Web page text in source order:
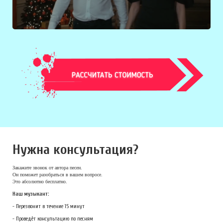
Нужна консультация?
Закажите звонок от автора песен.
Он поможет разобраться в вашем вопросе.
Это абсолютно бесплатно.
Наш музыкант:
- Перезвонит в течение 15 минут
- Проведёт консультацию по песням